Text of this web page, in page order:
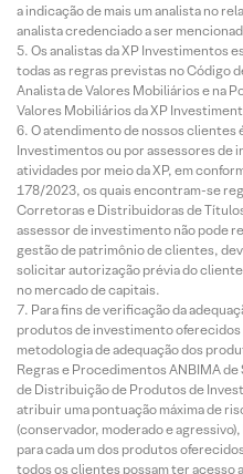
a indicação de mais um analista no
analista credenciado a ser
Os analistas da XP Investimentos
todas as regras previstas no Código
Analista de Valores Mobiliários e na
Valores Mobiliários da XP
O atendimento de nossos clientes
Investimentos ou por assessores de
atividades por meio da XP, em
178/2023, os quais encontram-se
Corretoras e Distribuidoras de
assessor de investimento não pode
gestão de patrimônio de clientes,
solicitar autorização prévia do
no mercado de capitais.
Para fins de verificação da
produtos de investimento
metodologia de adequação dos
Regras e Procedimentos ANBIMA
de Distribuição de Produtos de
atribuir uma pontuação máxima de
(conservador, moderado e
para cada um dos produtos
todos os clientes possam ter acesso